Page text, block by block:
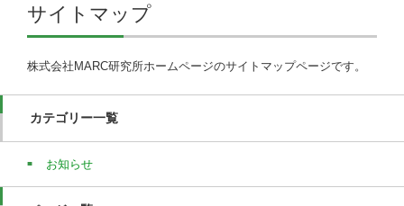
サイトマップ
株式会社MARC研究所ホームページのサイトマップページです。
カテゴリー一覧
お知らせ